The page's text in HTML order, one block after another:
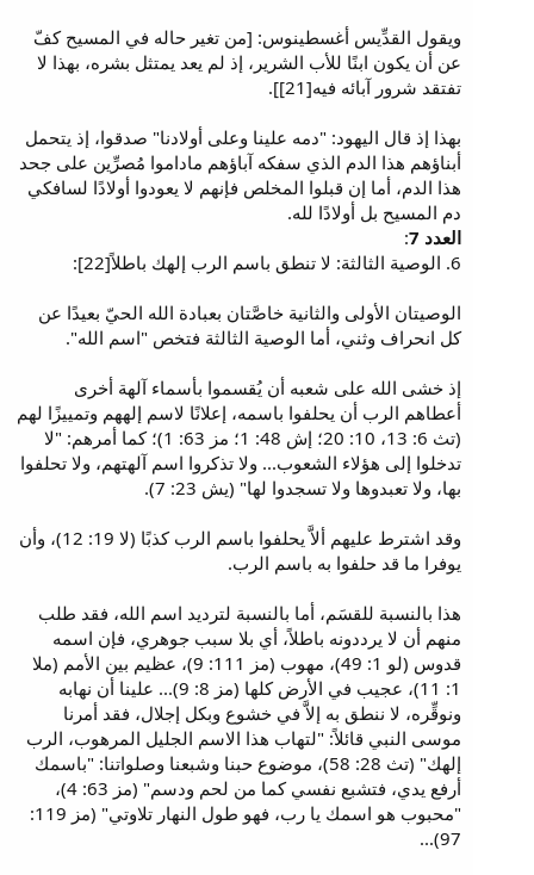
ويقول القدِّيس أغسطينوس: [من تغير حاله في المسيح كفّ
عن أن يكون ابنًا للأب الشرير، إذ لم يعد يمتثل بشره، بهذا لا
تفتقد شرور آبائه فيه[21]].
بهذا إذ قال اليهود: "دمه علينا وعلى أولادنا" صدقوا، إذ يتحمل
أبناؤهم هذا الدم الذي سفكه آباؤهم ماداموا مُصرِّين على جحد
هذا الدم، أما إن قبلوا المخلص فإنهم لا يعودوا أولادًا لسافكي
دم المسيح بل أولادًا لله.
العدد 7
:
6. الوصية الثالثة: لا تنطق باسم الرب إلهك باطلاً[22]:
الوصيتان الأولى والثانية خاصَّتان بعبادة الله الحيّ بعيدًا عن
كل انحراف وثني، أما الوصية الثالثة فتخص "اسم الله".
إذ خشى الله على شعبه أن يُقسموا بأسماء آلهة أخرى
أعطاهم الرب أن يحلفوا باسمه، إعلانًا لاسم إلههم وتمييزًا لهم
(تث 6: 13، 10: 20؛ إش 48: 1؛ مز 63: 1)؛ كما أمرهم: "لا
تدخلوا إلى هؤلاء الشعوب... ولا تذكروا اسم آلهتهم، ولا تحلفوا
بها، ولا تعبدوها ولا تسجدوا لها" (يش 23: 7).
وقد اشترط عليهم ألاَّ يحلفوا باسم الرب كذبًا (لا 19: 12)، وأن
يوفرا ما قد حلفوا به باسم الرب.
هذا بالنسبة للقسَم، أما بالنسبة لترديد اسم الله، فقد طلب
منهم أن لا يرددونه باطلاً، أي بلا سبب جوهري، فإن اسمه
قدوس (لو 1: 49)، مهوب (مز 111: 9)، عظيم بين الأمم (ملا
1: 11)، عجيب في الأرض كلها (مز 8: 9)... علينا أن نهابه
ونوقِّره، لا ننطق به إلاَّ في خشوع وبكل إجلال، فقد أمرنا
موسى النبي قائلاً: "لتهاب هذا الاسم الجليل المرهوب، الرب
إلهك" (تث 28: 58)، موضوع حبنا وشبعنا وصلواتنا: "باسمك
أرفع يدي، فتشبع نفسي كما من لحم ودسم" (مز 63: 4)،
"محبوب هو اسمك يا رب، فهو طول النهار تلاوتي" (مز 119:
97)...